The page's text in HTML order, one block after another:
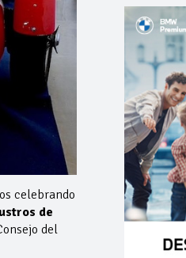
celebrando
de
del